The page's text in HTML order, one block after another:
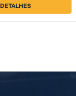
DETALHES